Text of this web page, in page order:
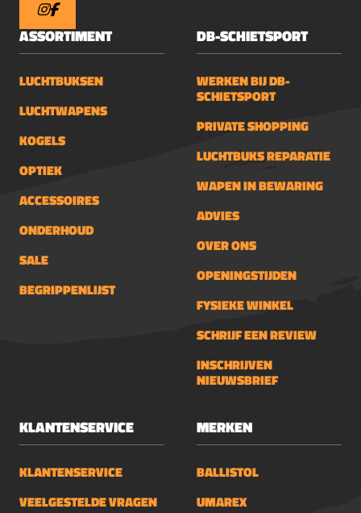
ASSORTIMENT
LUCHTBUKSEN
LUCHTWAPENS
KOGELS
OPTIEK
ACCESSOIRES
ONDERHOUD
SALE
BEGRIPPENLIJST
DB-SCHIETSPORT
WERKEN BIJ DB-
SCHIETSPORT
PRIVATE SHOPPING
LUCHTBUKS REPARATIE
WAPEN IN BEWARING
ADVIES
OVER ONS
OPENINGSTIJDEN
FYSIEKE WINKEL
SCHRIJF EEN REVIEW
INSCHRIJVEN
NIEUWSBRIEF
KLANTENSERVICE
KLANTENSERVICE
VEELGESTELDE VRAGEN
MERKEN
BALLISTOL
UMAREX